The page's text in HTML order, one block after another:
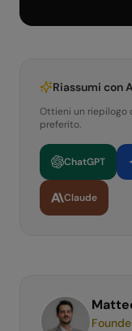
Riassumi con
Ottieni un riepilogo
preferito.
ChatGPT
Claude